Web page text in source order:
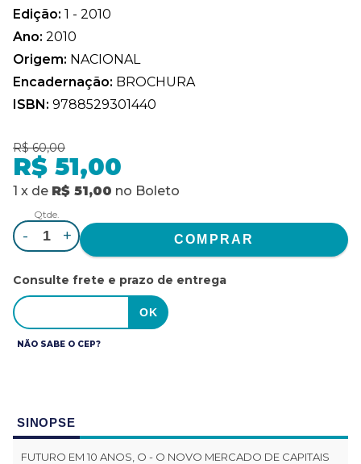
Edição: 1 - 2010
Ano: 2010
Origem: NACIONAL
Encadernação: BROCHURA
ISBN: 9788529301440
R$ 60,00
R$ 51,00
1 x de R$ 51,00 no Boleto
Qtde.
- +
Consulte frete e prazo de entrega
NÃO SABE O CEP?
SINOPSE
FUTURO EM 10 ANOS, O - O NOVO MERCADO DE CAPITAIS